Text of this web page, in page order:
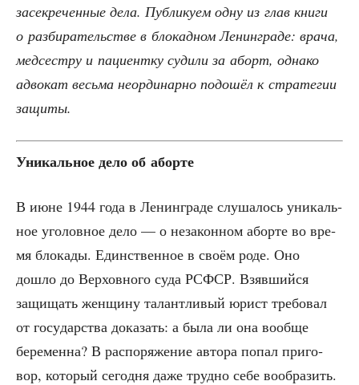
засек­ре­чен­ные дела. Пуб­ли­ку­ем одну из глав кни­ги
о раз­би­ра­тель­стве в бло­кад­ном Ленин­гра­де: вра­ча,
мед­сест­ру и паци­ент­ку суди­ли за аборт, одна­ко
адво­кат весь­ма неор­ди­нар­но подо­шёл к стра­те­гии
защиты.
Уни­каль­ное дело об аборте
В июне 1944 года в Ленин­гра­де слу­ша­лось уни­каль­
ное уго­лов­ное дело — о неза­кон­ном абор­те во вре­
мя бло­ка­ды. Един­ствен­ное в сво­ём роде. Оно
дошло до Вер­хов­но­го суда РСФСР. Взявшийся
защи­щать жен­щи­ну талант­ли­вый юрист тре­бо­вал
от госу­дар­ства дока­зать: а была ли она вооб­ще
бере­мен­на? В рас­по­ря­же­ние авто­ра попал при­го­
вор, кото­рый сего­дня даже труд­но себе вооб­ра­зить.